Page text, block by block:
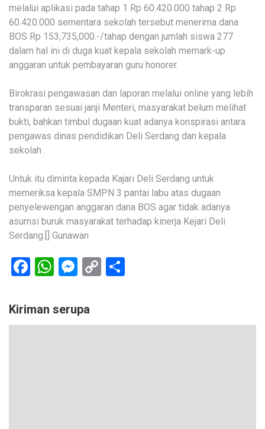
melalui aplikasi pada tahap 1 Rp 60.420.000 tahap 2 Rp
60.420.000 sementara sekolah tersebut menerima dana
BOS Rp 153,735,000.-/tahap dengan jumlah siswa 277
dalam hal ini di duga kuat kepala sekolah memark-up
anggaran untuk pembayaran guru honorer.
Birokrasi pengawasan dan laporan melalui online yang lebih
transparan sesuai janji Menteri, masyarakat belum melihat
bukti, bahkan timbul dugaan kuat adanya konspirasi antara
pengawas dinas pendidikan Deli Serdang dan kepala
sekolah .
Untuk itu diminta kepada Kajari Deli Serdang untuk
memeriksa kepala SMPN 3 pantai labu atas dugaan
penyelewengan anggaran dana BOS agar tidak adanya
asumsi buruk masyarakat terhadap kinerja Kejari Deli
Serdang.[] Gunawan
Facebook
WhatsApp
Messenger
Copy
Kiriman serupa